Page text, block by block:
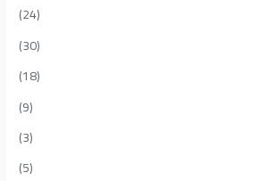
(24)
(30)
(18)
(9)
(3)
(5)